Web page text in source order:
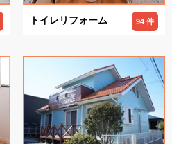
トイレリフォーム 94 件